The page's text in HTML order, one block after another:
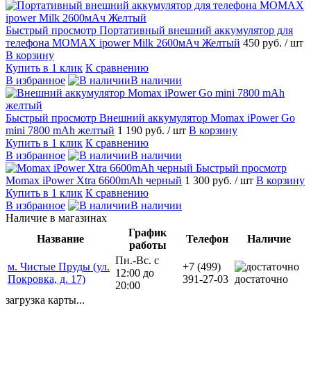
Быстрый просмотр Портативный внешний аккумулятор для
телефона MOMAX ipower Milk 2600мАч Желтый 450 руб. / шт
В корзину
Купить в 1 клик К сравнению
В избранное
В наличии
Быстрый просмотр Внешний аккумулятор Momax iPower Go
mini 7800 mAh желтый 1 190 руб. / шт В корзину
Купить в 1 клик К сравнению
В избранное
В наличии
Быстрый просмотр
Momax iPower Xtra 6600mAh черный 1 300 руб. / шт В корзину
Купить в 1 клик К сравнению
В избранное
В наличии
Наличие в магазинах
Название
График
работы
Телефон Наличие
м. Чистые Пруды (ул.
Покровка, д. 17)
Пн.-Вс. с
12:00 до
20:00
+7 (499)
391-27-03 достаточно
загрузка карты...